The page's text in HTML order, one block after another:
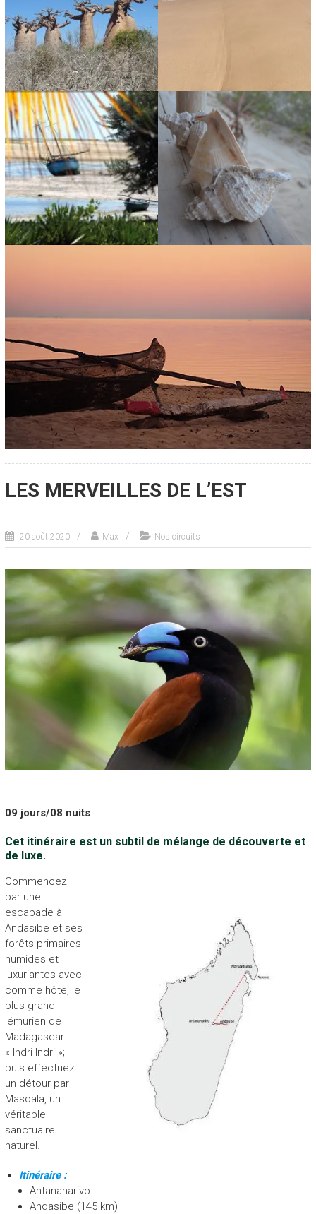
LES MERVEILLES DE L’EST
20 août 2020 Max Nos circuits
09 jours/08 nuits
Cet itinéraire est un subtil de mélange de découverte et
de luxe.
Commencez
par une
escapade à
Andasibe et ses
forêts primaires
humides et
luxuriantes avec
comme hôte, le
plus grand
lémurien de
Madagascar
« Indri Indri »;
puis effectuez
un détour par
Masoala, un
véritable
sanctuaire
naturel.
Itinéraire :
Antananarivo
Andasibe (145 km)